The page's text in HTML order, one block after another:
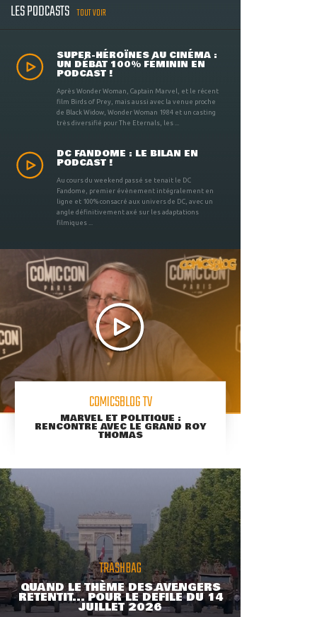
LES PODCASTS TOUT VOIR
SUPER-HÉROÏNES AU CINÉMA :
UN DÉBAT 100% FÉMININ EN
PODCAST !
Après Wonder Woman, Captain Marvel, et le récent
film Birds of Prey, mais aussi avec la venue proche
de Black Widow, Wonder Woman 1984 et un casting
très diversifié pour The Eternals, les ...
DC FANDOME : LE BILAN EN
PODCAST !
Au cours du weekend passé se tenait le DC
Fandome, premier évènement intégralement en
ligne et 100% consacré aux univers de DC, avec un
angle définitivement axé sur les adaptations
filmiques ...
COMICSBLOG TV
MARVEL ET POLITIQUE :
RENCONTRE AVEC LE GRAND ROY
THOMAS
TRASHBAG
QUAND LE THÈME DES AVENGERS
RETENTIT... POUR LE DÉFILÉ DU 14
JUILLET 2026